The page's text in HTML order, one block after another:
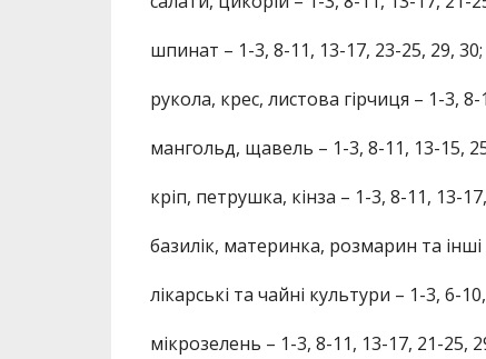
шпинат – 1-3, 8-11, 13-17, 23-25, 29, 30;
рукола, крес, листова гірчиця – 1-3,
мангольд, щавель – 1-3, 8-11, 13-15,
кріп, петрушка, кінза – 1-3, 8-11, 13-
базилік, материнка, розмарин та
лікарські та чайні культури – 1-3, 6-
мікрозелень – 1-3, 8-11, 13-17, 21-25,